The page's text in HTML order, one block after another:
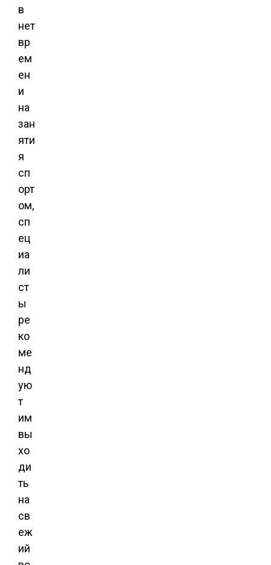
в
нет
вр
ем
ен
и
на
зан
яти
я
сп
орт
ом,
сп
ец
иа
ли
ст
ы
ре
ко
ме
нд
ую
т
им
вы
хо
ди
ть
на
св
еж
ий